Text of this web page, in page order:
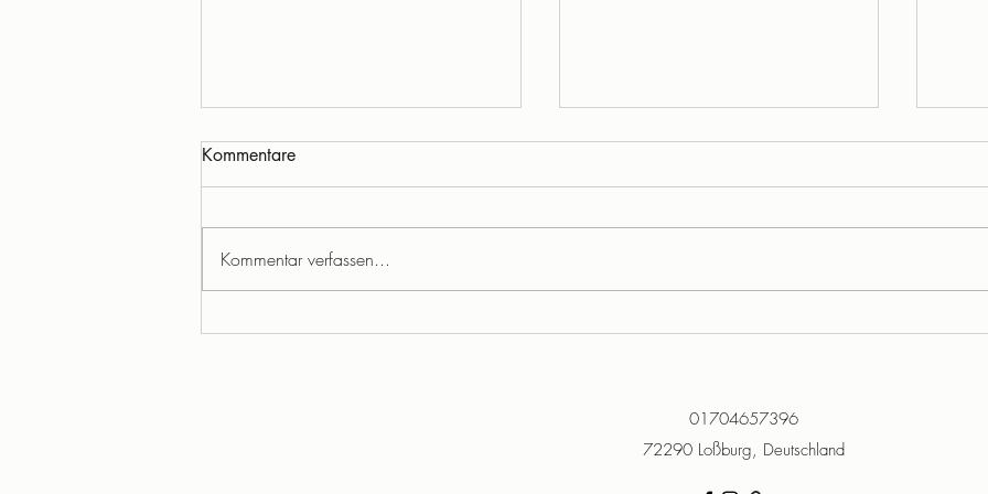
Kommentare
Kommentar verfassen...
01704657396
72290 Loßburg, Deutschland